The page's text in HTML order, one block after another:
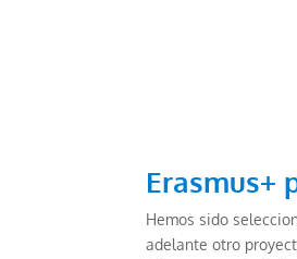
Erasmus+
Hemos sido
adelante otro